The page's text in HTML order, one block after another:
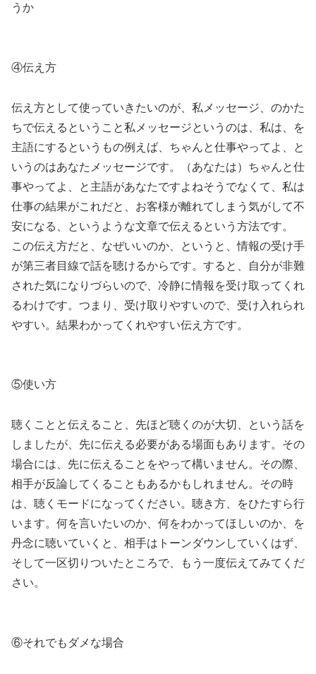
うか
④伝え方
伝え方として使っていきたいのが、私メッセージ、のかた
ちで伝えるということ私メッセージというのは、私は、を
主語にするというもの例えば、ちゃんと仕事やってよ、と
いうのはあなたメッセージです。（あなたは）ちゃんと仕
事やってよ、と主語があなたですよねそうでなくて、私は
仕事の結果がこれだと、お客様が離れてしまう気がして不
安になる、というような文章で伝えるという方法です。
この伝え方だと、なぜいいのか、というと、情報の受け手
が第三者目線で話を聴けるからです。すると、自分が非難
された気になりづらいので、冷静に情報を受け取ってくれ
るわけです。つまり、受け取りやすいので、受け入れられ
やすい。結果わかってくれやすい伝え方です。
⑤使い方
聴くことと伝えること、先ほど聴くのが大切、という話を
しましたが、先に伝える必要がある場面もあります。その
場合には、先に伝えることをやって構いません。その際、
相手が反論してくることもあるかもしれません。その時
は、聴くモードになってください。聴き方、をひたすら行
います。何を言いたいのか、何をわかってほしいのか、を
丹念に聴いていくと、相手はトーンダウンしていくはず、
そして一区切りついたところで、もう一度伝えてみてくだ
さい。
⑥それでもダメな場合